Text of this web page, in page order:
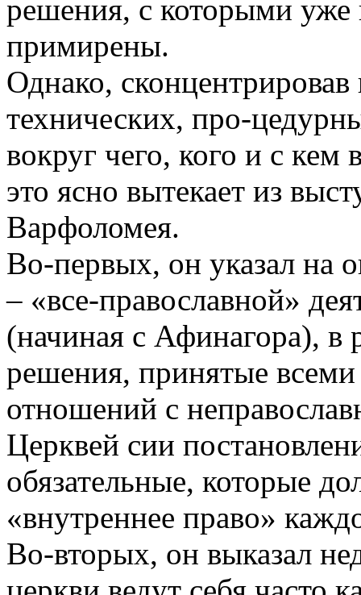
решения, с которыми уже
примирены.
Однако,
технических, про-
вокруг чего, кого и с
это ясно вытекает из
Варфоломея.
Во-первых, он указал на
– «все-православной»
(начиная с Афинагора), в
решения, принятые
отношений с
Церквей сии
обязательные, которые
«внутреннее право»
Во-вторых, он выказал